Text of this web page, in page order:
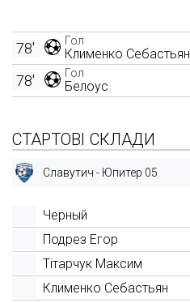
Гол
Клименко Себастьян
78'
Гол
Белоус
78'
СТАРТОВІ СКЛАДИ
Славутич - Юпитер 05
Черный
Подрез Егор
Тітарчук Максим
Клименко Себастьян